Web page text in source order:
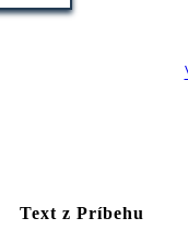
Text z Príbehu